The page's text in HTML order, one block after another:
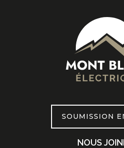
SOUMISSION
NOUS